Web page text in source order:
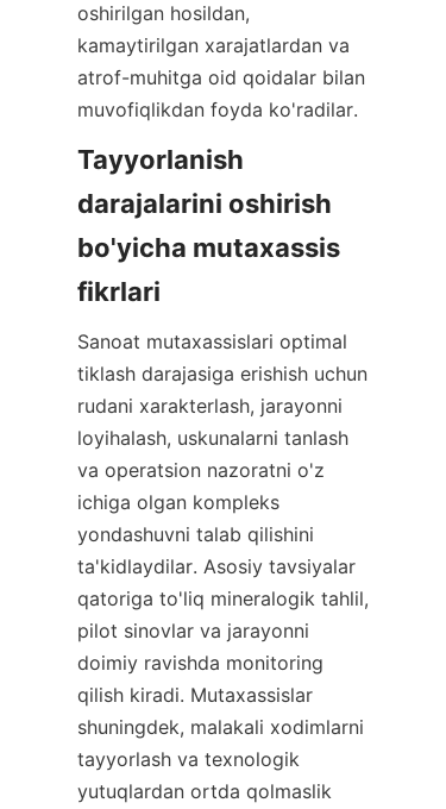
oshirilgan hosildan,
kamaytirilgan xarajatlardan va
atrof-muhitga oid qoidalar bilan
muvofiqlikdan foyda ko'radilar.
Tayyorlanish
darajalarini oshirish
bo'yicha mutaxassis
fikrlari
Sanoat mutaxassislari optimal
tiklash darajasiga erishish uchun
rudani xarakterlash, jarayonni
loyihalash, uskunalarni tanlash
va operatsion nazoratni o'z
ichiga olgan kompleks
yondashuvni talab qilishini
ta'kidlaydilar. Asosiy tavsiyalar
qatoriga to'liq mineralogik tahlil,
pilot sinovlar va jarayonni
doimiy ravishda monitoring
qilish kiradi. Mutaxassislar
shuningdek, malakali xodimlarni
tayyorlash va texnologik
yutuqlardan ortda qolmaslik